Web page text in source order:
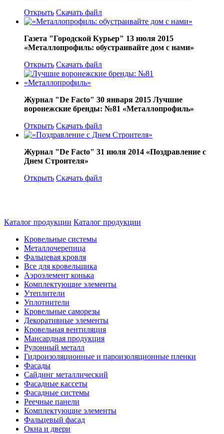
Открыть Скачать файл
Газета "Городской Курьер" 13 июля 2015
«Металлопрофиль: обустраивайте дом с нами»
Открыть Скачать файл
Журнал "De Facto" 30 января 2015 Лучшие
воронежские бренды: №81 «Металлопрофиль»
Открыть Скачать файл
Журнал "De Facto" 31 июля 2014 «Поздравление с
Днем Строителя»
Открыть Скачать файл
Каталог продукции Каталог продукции
Кровельные системы
Металлочерепица
Фальцевая кровля
Все для кровельщика
Аэроэлемент конька
Комплектующие элементы
Утеплители
Уплотнители
Кровельные саморезы
Декоративные элементы
Кровельная вентиляция
Мансардная продукция
Рулонный металл
Гидроизоляционные и пароизоляционные пленки
Фасады
Сайдинг металлический
Фасадные кассеты
Фасадные системы
Реечные панели
Комплектующие элементы
Фальцевый фасад
Окна и двери